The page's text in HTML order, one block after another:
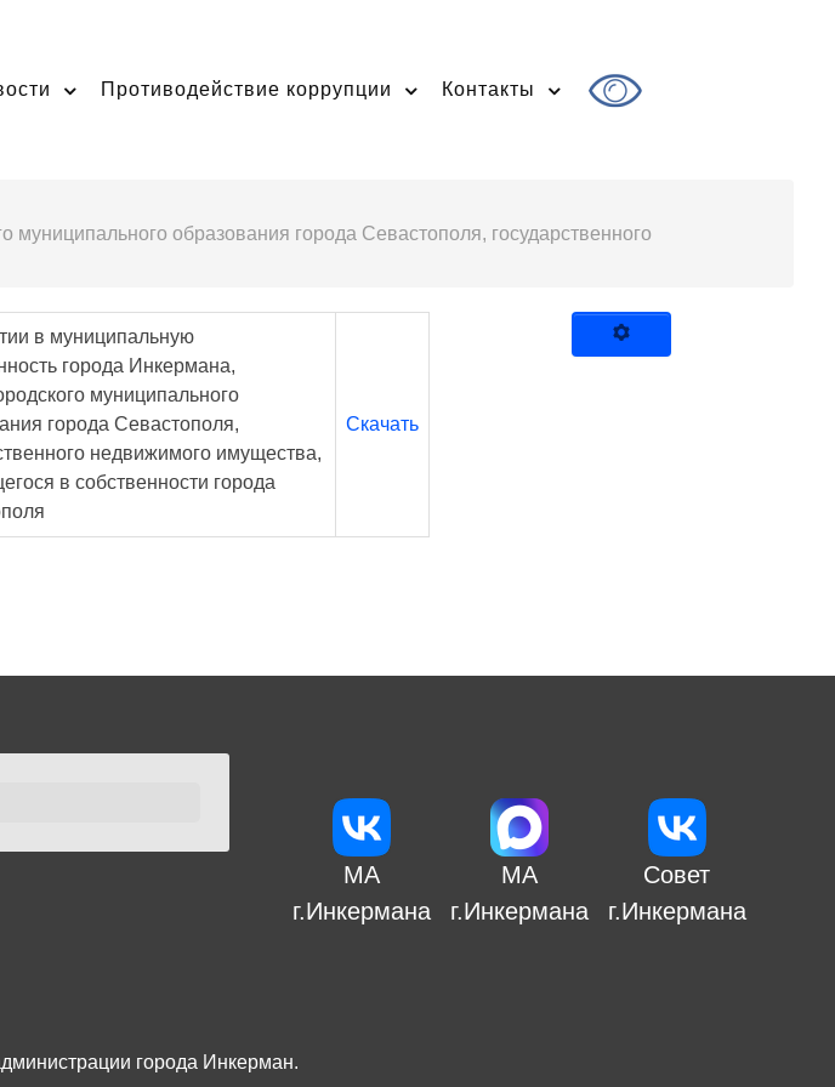
Противодействие коррупции Контакты
образования города Севастополя, государственного
в муниципальную
города Инкермана,
муниципального
города Севастополя,
недвижимого имущества,
в собственности города
Скачать
МА
г.Инкермана
МА
г.Инкермана
Совет
г.Инкермана
города Инкерман.